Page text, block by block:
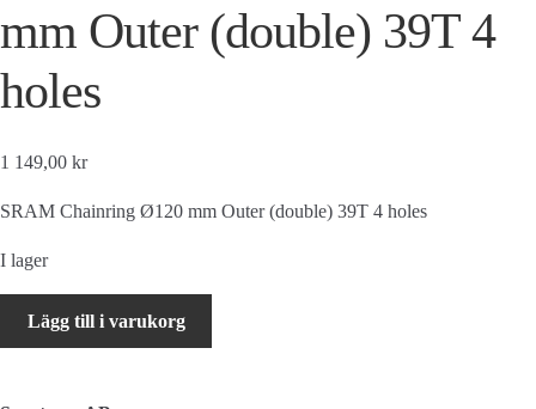
mm Outer (double) 39T 4
holes
1 149,00 kr
SRAM Chainring Ø120 mm Outer (double) 39T 4 holes
I lager
Chainring
Lägg till i varukorg